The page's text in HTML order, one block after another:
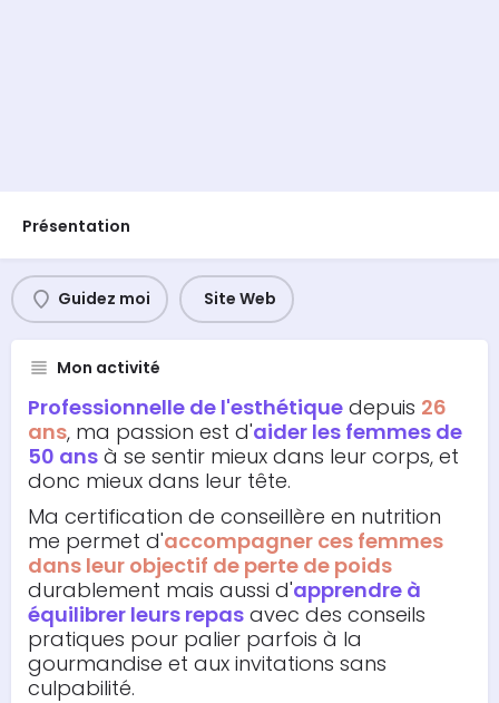
Présentation
Guidez moi Site Web
Mon activité
Professionnelle de l'esthétique depuis 26
ans, ma passion est d'aider les femmes de
50 ans à se sentir mieux dans leur corps, et
donc mieux dans leur tête.
Ma certification de conseillère en nutrition
me permet d'accompagner ces femmes
dans leur objectif de perte de poids
durablement mais aussi d'apprendre à
équilibrer leurs repas avec des conseils
pratiques pour palier parfois à la
gourmandise et aux invitations sans
culpabilité.